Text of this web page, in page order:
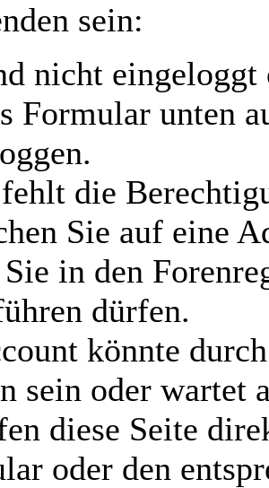
sein:
nicht
Formular unten
die
Sie auf eine
in den
dürfen.
könnte
sein oder wartet
diese Seite
oder den